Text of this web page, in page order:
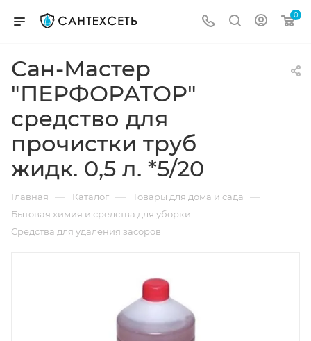
0
Сан-Мастер
"ПЕРФОРАТОР"
средство для
прочистки труб
жидк. 0,5 л. *5/20
Главная — Каталог — Товары для дома и сада —
Бытовая химия и средства для уборки —
Средства для удаления засоров